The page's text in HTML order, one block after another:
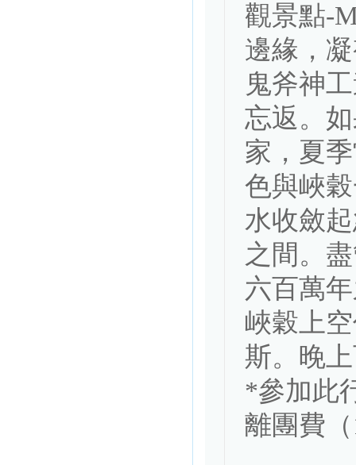
觀景點-
邊緣，
鬼斧神
忘返。
家，夏
色與峽
水收斂
之間。
六百萬
峽穀上
斯。晚
*參加此
離團費